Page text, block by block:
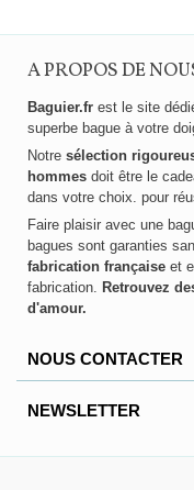
A PROPOS DE
Baguier.fr est le site
superbe bague à votre
Notre sélection
hommes doit être le
dans votre choix. pour
Faire plaisir avec une
bagues sont garanties
fabrication française et
fabrication. Retrouvez
d'amour.
NOUS CONTACTER
NEWSLETTER